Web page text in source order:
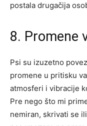
postala drugačija
8. Promene
Psi su izuzetno
promene u pritisku
atmosferi i vibracije
Pre nego što mi
nemiran, skrivati se